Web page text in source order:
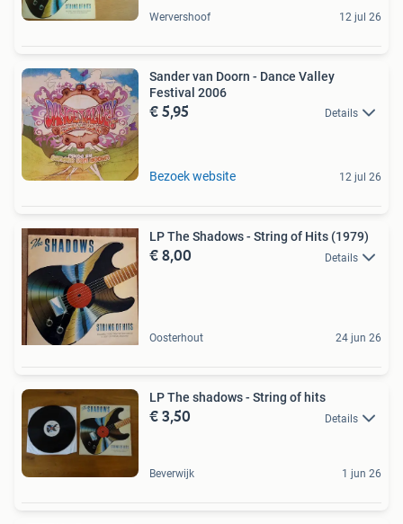
Wervershoof 12 jul 26
Sander van Doorn - Dance Valley
Festival 2006
€ 5,95 Details
Bezoek website 12 jul 26
LP The Shadows - String of Hits (1979)
€ 8,00 Details
Oosterhout 24 jun 26
LP The shadows - String of hits
€ 3,50 Details
Beverwijk 1 jun 26